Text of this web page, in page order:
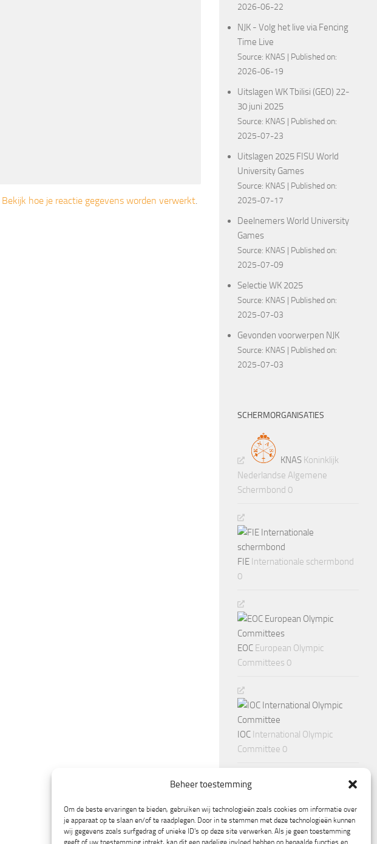
Beheer toestemming
Om de beste ervaringen te bieden, gebruiken wij technologieën zoals cookies om informatie over
je apparaat op te slaan en/of te raadplegen. Door in te stemmen met deze technologieën kunnen
wij gegevens zoals surfgedrag of unieke ID's op deze site verwerken. Als je geen toestemming
geeft of uw toestemming intrekt, kan dit een nadelige invloed hebben op bepaalde functies en
Bekijk hoe je reactie gegevens worden verwerkt.
2026-06-22
NJK - Volg het live via Fencing
Time Live
Source: KNAS
Published on:
2026-06-19
Uitslagen WK Tbilisi (GEO) 22-
30 juni 2025
Source: KNAS
Published on:
2025-07-23
Uitslagen 2025 FISU World
University Games
Source: KNAS
Published on:
2025-07-17
Deelnemers World University
Games
Source: KNAS
Published on:
2025-07-09
Selectie WK 2025
Source: KNAS
Published on:
2025-07-03
Gevonden voorwerpen NJK
Source: KNAS
Published on:
2025-07-03
SCHERMORGANISATIES
KNAS Koninklijk
Nederlandse Algemene
Schermbond 0
FIE Internationale schermbond
0
EOC European Olympic
Committees 0
IOC International Olympic
Committee 0